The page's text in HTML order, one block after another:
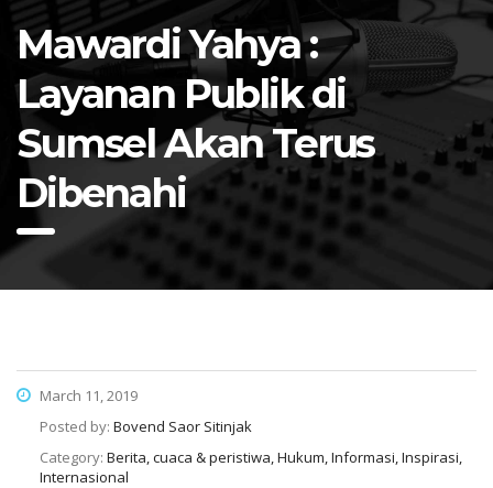
Mawardi Yahya :
Layanan Publik di
Sumsel Akan Terus
Dibenahi
March 11, 2019
Posted by: Bovend Saor Sitinjak
Category: Berita, cuaca & peristiwa, Hukum, Informasi, Inspirasi,
Internasional